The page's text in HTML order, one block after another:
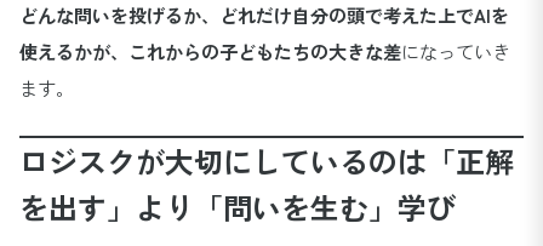
どんな問いを投げるか、どれだけ自分の頭で考えた上でAIを
使えるかが、これからの子どもたちの大きな差になっていき
ます。
ロジスクが大切にしているのは「正解
を出す」より「問いを生む」学び